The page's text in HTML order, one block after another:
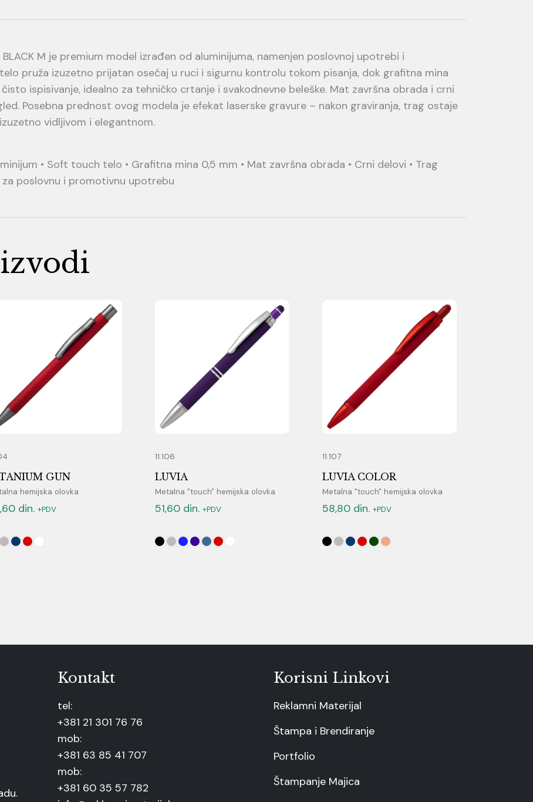
M je premium model izrađen od aluminijuma, namenjen poslovnoj upotrebi i
pruža izuzetno prijatan osećaj u ruci i sigurnu kontrolu tokom pisanja, dok grafitna mina
ispisivanje, idealno za tehničko crtanje i svakodnevne beleške. Mat završna obrada i crni
Posebna prednost ovog modela je efekat laserske gravure – nakon graviranja, trag ostaje
vidljivom i elegantnom.
• Soft touch telo • Grafitna mina 0,5 mm • Mat završna obrada • Crni delovi • Trag
za poslovnu i promotivnu upotrebu
GUN
hemijska olovka
din. +PDV
11.106
LUVIA
Metalna "touch" hemijska olovka
51,60 din. +PDV
11.107
LUVIA COLOR
Metalna "touch" hemijska olovka
58,80 din. +PDV
Kontakt
tel:
+381 21 301 76 76
mob:
+381 63 85 41 707
mob:
+381 60 35 57 782
Korisni Linkovi
Reklamni Materijal
Štampa i Brendiranje
Portfolio
Štampanje Majica